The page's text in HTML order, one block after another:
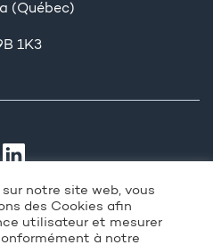
(Québec)
1K3
notre site web, vous
des Cookies afin
utilisateur et mesurer
à notre